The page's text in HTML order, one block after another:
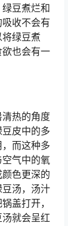
豆煮烂和
收不会有
绿豆煮
也会有一
热的角度
皮中的多
而这种多
气中的氧
色更深的
汤，汤汁
盖打开，
就会呈红